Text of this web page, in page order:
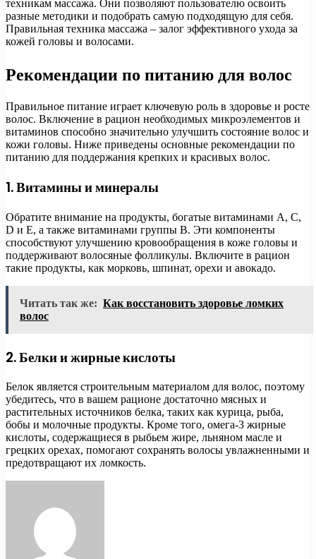
техникам массажа. Они позволяют пользователю освоить
разные методики и подобрать самую подходящую для себя.
Правильная техника массажа – залог эффективного ухода за
кожей головы и волосами.
Рекомендации по питанию для волос
Правильное питание играет ключевую роль в здоровье и росте
волос. Включение в рацион необходимых микроэлементов и
витаминов способно значительно улучшить состояние волос и
кожи головы. Ниже приведены основные рекомендации по
питанию для поддержания крепких и красивых волос.
1. Витамины и минералы
Обратите внимание на продукты, богатые витаминами A, C,
D и E, а также витаминами группы B. Эти компоненты
способствуют улучшению кровообращения в коже головы и
поддерживают волосяные фолликулы. Включите в рацион
такие продукты, как морковь, шпинат, орехи и авокадо.
Читать так же: Как восстановить здоровье ломких
волос
2. Белки и жирные кислоты
Белок является строительным материалом для волос, поэтому
убедитесь, что в вашем рационе достаточно мясных и
растительных источников белка, таких как курица, рыба,
бобы и молочные продукты. Кроме того, омега-3 жирные
кислоты, содержащиеся в рыбьем жире, льняном масле и
грецких орехах, помогают сохранять волосы увлажненными и
предотвращают их ломкость.